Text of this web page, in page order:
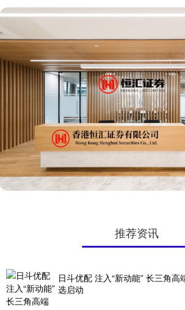
推荐资讯
日斗优配 注入“新动能” 长三角
选启动